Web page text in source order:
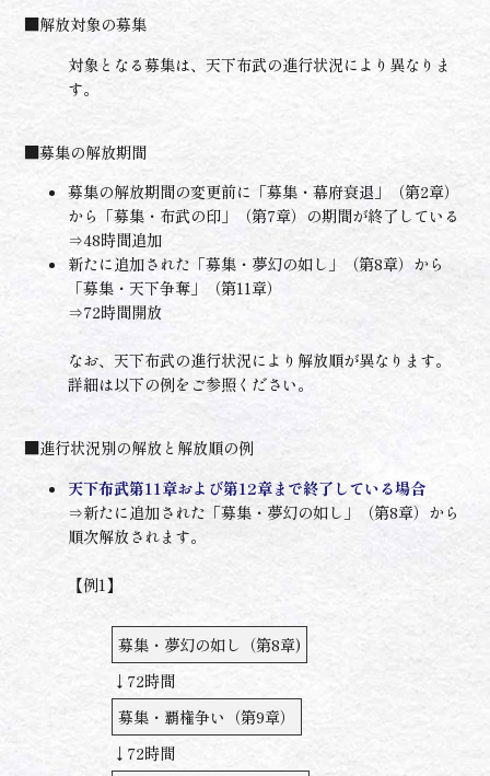
■解放対象の募集
対象となる募集は、天下布武の進行状況により異なりま
す。
■募集の解放期間
募集の解放期間の変更前に「募集・幕府衰退」（第2章）
から「募集・布武の印」（第7章）の期間が終了している
⇒48時間追加
新たに追加された「募集・夢幻の如し」（第8章）から
「募集・天下争奪」（第11章）
⇒72時間開放
なお、天下布武の進行状況により解放順が異なります。
詳細は以下の例をご参照ください。
■進行状況別の解放と解放順の例
天下布武第11章および第12章まで終了している場合
⇒新たに追加された「募集・夢幻の如し」（第8章）から
順次解放されます。
【例1】
募集・夢幻の如し（第8章)
↓72時間
募集・覇権争い（第9章）
↓72時間